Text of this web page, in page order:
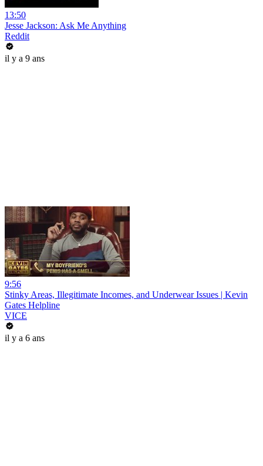
13:50
Jesse Jackson: Ask Me Anything
Reddit
il y a 9 ans
9:56
Stinky Areas, Illegitimate Incomes, and Underwear Issues | Kevin
Gates Helpline
VICE
il y a 6 ans